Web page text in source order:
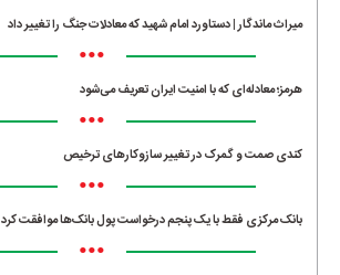
میراث ماندگار | دستاورد امام شهید که معادلات جنگ را تغییر داد
•••
هرمز؛ معادله‌ای که با امنیت ایران تعریف می‌شود
•••
کندی صمت و گمرک در تغییر سازوکارهای ترخیص
•••
بانک مرکزی فقط با یک‌ پنجم درخواست پول بانک‌ها موافقت کرد
•••